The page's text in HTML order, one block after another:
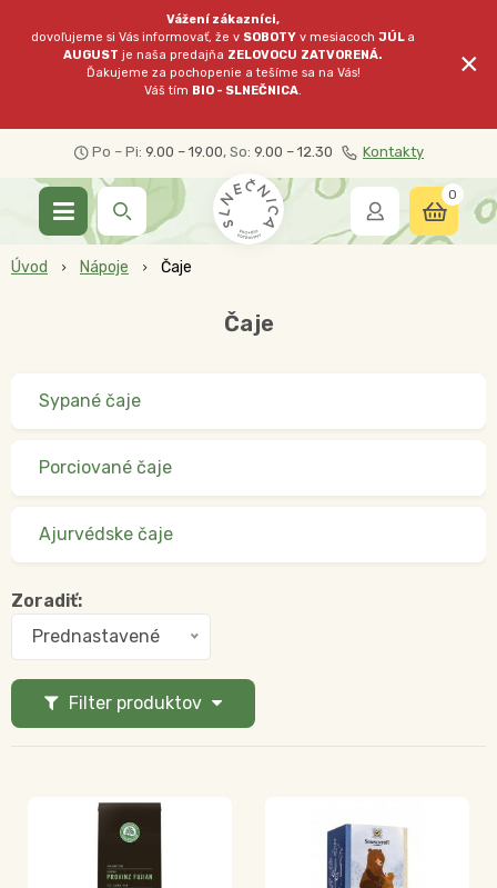
Vážení zákazníci,
dovoľujeme si Vás informovať, že v SOBOTY v mesiacochJÚL a
AUGUST je naša predajňa ZELOVOCU ZATVORENÁ.
Ďakujeme za pochopenie a tešíme sa na Vás!
Váš tím BIO - SLNEČNICA.
×
Po – Pi: 9.00 – 19.00, So: 9.00 – 12.30 Kontakty
0
Úvod Nápoje Čaje
Čaje
Sypané čaje
Porciované čaje
Ajurvédske čaje
Filter produktov
Zoradiť:
Prednastavené